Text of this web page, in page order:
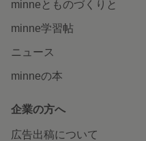
minneとものづくりと
minne学習帖
ニュース
minneの本
企業の方へ
広告出稿について